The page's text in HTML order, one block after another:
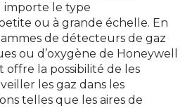
importe le type
ou à grande échelle. En
de détecteurs de gaz
ou d’oxygène de Honeywell
offre la possibilité de les
les gaz dans les
telles que les aires de